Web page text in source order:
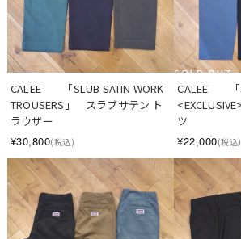
CALEE　　「SLUB SATIN WORK
TROUSERS」　スラブサテン ト
ラウザー
¥30,800(税込)
SOLD OUT
CALEE　　
ツ
¥22,000(税込)